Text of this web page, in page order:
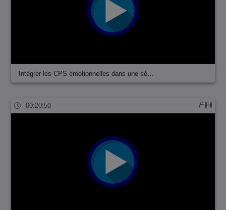
Intégrer les CPS émotionnelles dans une sé…
00:20:50